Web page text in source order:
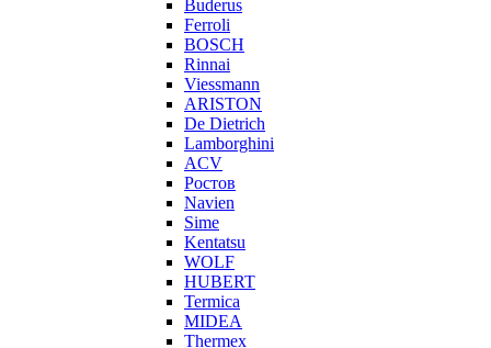
Buderus
Ferroli
BOSCH
Rinnai
Viessmann
ARISTON
De Dietrich
Lamborghini
ACV
Ростов
Navien
Sime
Kentatsu
WOLF
HUBERT
Termica
MIDEA
Thermex